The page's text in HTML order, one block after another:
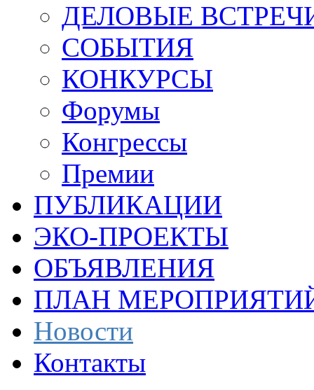
ДЕЛОВЫЕ
СОБЫТИЯ
КОНКУРСЫ
Форумы
Конгрессы
Премии
ПУБЛИКАЦИИ
ЭКО-ПРОЕКТЫ
ОБЪЯВЛЕНИЯ
ПЛАН
Новости
Контакты